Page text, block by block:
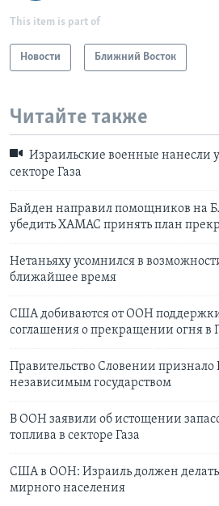
This item is part of
Новости Ближний Восток
Читайте также
Израильские военные нанесли
секторе Газа
Байден направил помощников на
убедить ХАМАС принять план
Нетаньяху усомнился в
ближайшее время
США добиваются от ООН
соглашения о прекращении огня в
Правительство Словении признало
независимым государством
В ООН заявили об истощении
топлива в секторе Газа
США в ООН: Израиль должен
мирного населения